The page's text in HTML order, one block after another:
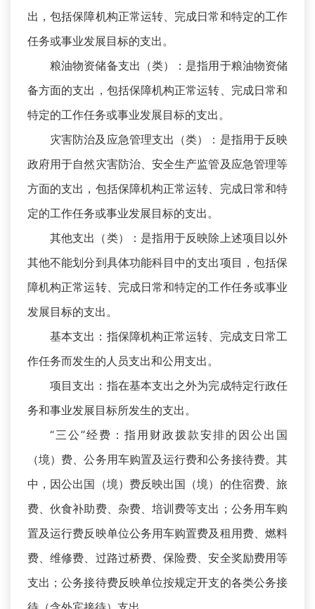
出，包括保障机构正常运转、完成日常和特定的工作
任务或事业发展目标的支出。
粮油物资储备支出（类）：是指用于粮油物资储
备方面的支出，包括保障机构正常运转、完成日常和
特定的工作任务或事业发展目标的支出。
灾害防治及应急管理支出（类）：是指用于反映
政府用于自然灾害防治、安全生产监管及应急管理等
方面的支出，包括保障机构正常运转、完成日常和特
定的工作任务或事业发展目标的支出。
其他支出（类）：是指用于反映除上述项目以外
其他不能划分到具体功能科目中的支出项目，包括保
障机构正常运转、完成日常和特定的工作任务或事业
发展目标的支出。
基本支出：指保障机构正常运转、完成支日常工
作任务而发生的人员支出和公用支出。
项目支出：指在基本支出之外为完成特定行政任
务和事业发展目标所发生的支出。
“三公”经费：指用财政拨款安排的因公出国
（境）费、公务用车购置及运行费和公务接待费。其
中，因公出国（境）费反映出国（境）的住宿费、旅
费、伙食补助费、杂费、培训费等支出；公务用车购
置及运行费反映单位公务用车购置费及租用费、燃料
费、维修费、过路过桥费、保险费、安全奖励费用等
支出；公务接待费反映单位按规定开支的各类公务接